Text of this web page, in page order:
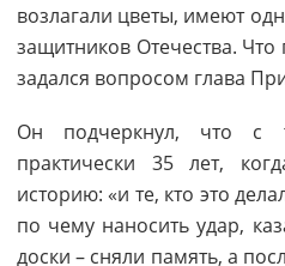
возлагали цветы, имеют
защитников Отечества.
задался вопросом глава
Он подчеркнул, что
практически 35 лет,
историю: «и те, кто это
по чему наносить удар,
доски – сняли память, а